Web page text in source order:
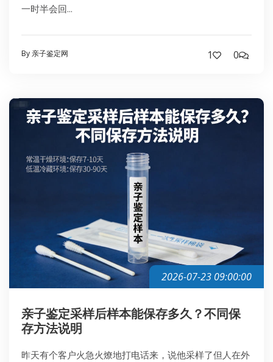
一时半会回...
By 亲子鉴定网 1 0
2026-07-23 09:00:00
亲子鉴定采样后样本能保存多久？不同保
存方法说明
昨天有个客户火急火燎地打电话来，说他采样了但人在外